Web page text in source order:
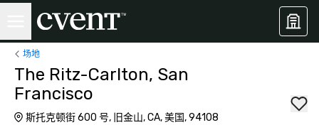
场地
The Ritz-Carlton, San
Francisco
斯托克顿街 600 号, 旧金山, CA, 美国, 94108